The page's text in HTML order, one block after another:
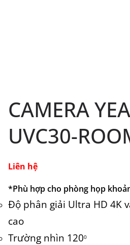
CAMERA
UVC30-
Liên hệ
*Phù hợp cho phòng họp
Độ phân giải Ultra HD 4K
cao
Trường nhìn 1200